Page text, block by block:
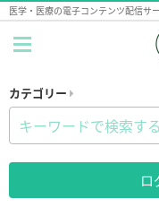
医学・医療の電子コンテンツ配信サ
カテゴリー
ロ